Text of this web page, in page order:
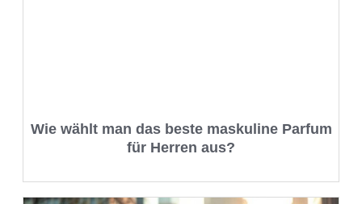
Wie wählt man das beste maskuline Parfum
für Herren aus?